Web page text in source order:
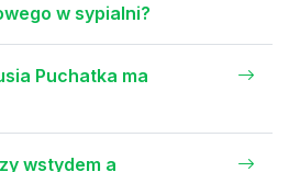
w sypialni?
Puchatka ma
wstydem a